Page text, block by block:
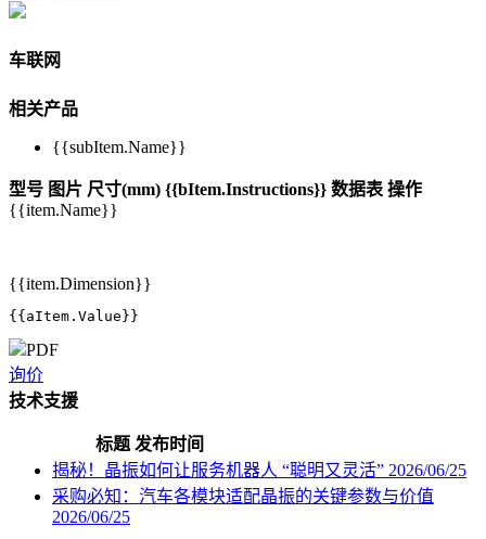
车联网
相关产品
{{subItem.Name}}
型号 图片 尺寸(mm) {{bItem.Instructions}} 数据表 操作
{{item.Name}}
{{item.Dimension}}
{{aItem.Value}}
PDF
询价
技术支援
标题 发布时间
揭秘！晶振如何让服务机器人 “聪明又灵活” 2026/06/25
采购必知：汽车各模块适配晶振的关键参数与价值
2026/06/25